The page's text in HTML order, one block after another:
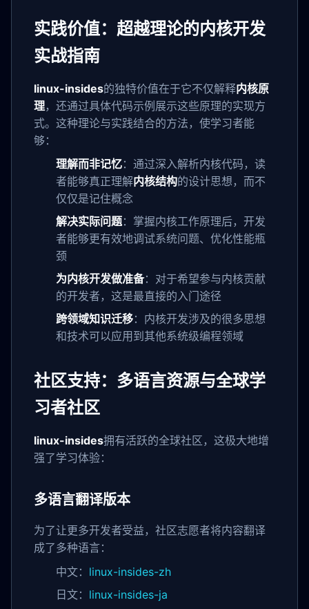
实践价值：超越理论的内核开发
实战指南
linux-insides的独特价值在于它不仅解释内核原
理，还通过具体代码示例展示这些原理的实现方
式。这种理论与实践结合的方法，使学习者能
够：
理解而非记忆：通过深入解析内核代码，读
者能够真正理解内核结构的设计思想，而不
仅仅是记住概念
解决实际问题：掌握内核工作原理后，开发
者能够更有效地调试系统问题、优化性能瓶
颈
为内核开发做准备：对于希望参与内核贡献
的开发者，这是最直接的入门途径
跨领域知识迁移：内核开发涉及的很多思想
和技术可以应用到其他系统级编程领域
社区支持：多语言资源与全球学
习者社区
linux-insides拥有活跃的全球社区，这极大地增
强了学习体验：
多语言翻译版本
为了让更多开发者受益，社区志愿者将内容翻译
成了多种语言：
中文： linux-insides-zh
日文： linux-insides-ja